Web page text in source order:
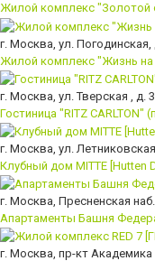
Жилой комплекс "Золотой
г. Москва, ул. Погодинская,
Жилой комплекс "Жизнь
г. Москва, ул. Тверская , д. 3
Гостиница "RITZ
г. Москва, ул.
Клубный дом MITTE [Hutten
г. Москва, Пресненская
Апартаменты Башня
г. Москва, пр-кт Академика